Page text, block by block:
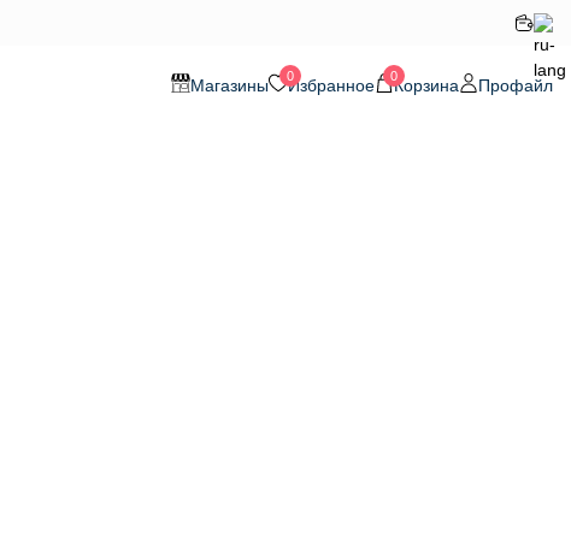
Магазины 0Избранное 0Корзина Профайл